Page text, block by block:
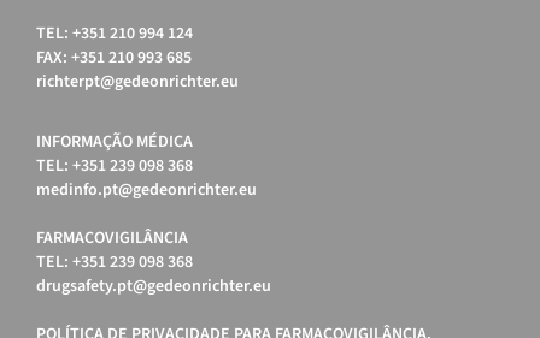
TEL: +351 210 994 124
FAX: +351 210 993 685
richterpt@gedeonrichter.eu
INFORMAÇÃO MÉDICA
TEL: +351 239 098 368
medinfo.pt@gedeonrichter.eu
FARMACOVIGILÂNCIA
TEL: +351 239 098 368
drugsafety.pt@gedeonrichter.eu